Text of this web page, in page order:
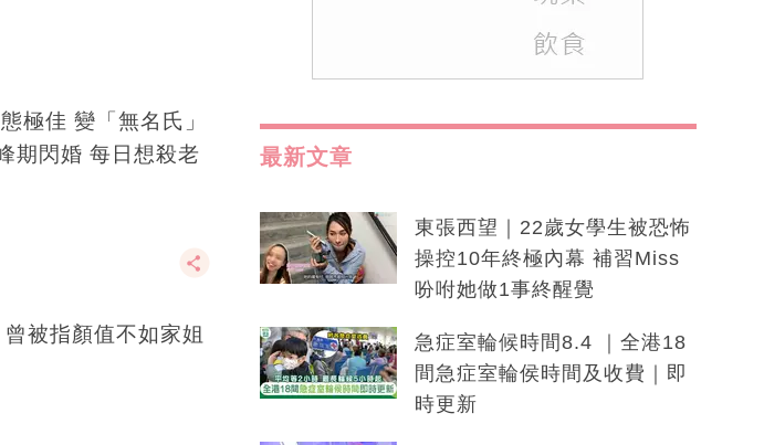
極佳 變「無名氏」
期閃婚 每日想殺老
被指顏值不如家姐
最新文章
東張西望｜22歲女學生被恐怖
操控10年終極內幕 補習Miss
吩咐她做1事終醒覺
急症室輪候時間8.4 ｜全港18
間急症室輪侯時間及收費｜即
時更新